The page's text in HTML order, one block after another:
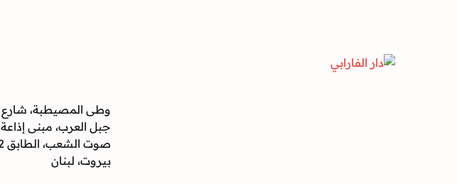
وطى المصيطبة، شارع
جبل العرب، مبنى إذاعة
صوت الشعب، الطابق 2.
بيروت، لبنان